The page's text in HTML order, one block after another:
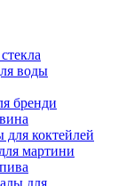
воды
бренди
для коктейлей
мартини
для